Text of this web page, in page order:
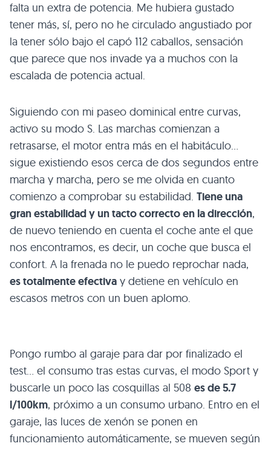
falta un extra de potencia. Me hubiera gustado
tener más, sí, pero no he circulado angustiado por
la tener sólo bajo el capó 112 caballos, sensación
que parece que nos invade ya a muchos con la
escalada de potencia actual.
Siguiendo con mi paseo dominical entre curvas,
activo su modo S. Las marchas comienzan a
retrasarse, el motor entra más en el habitáculo…
sigue existiendo esos cerca de dos segundos entre
marcha y marcha, pero se me olvida en cuanto
comienzo a comprobar su estabilidad. Tiene una
gran estabilidad y un tacto correcto en la dirección,
de nuevo teniendo en cuenta el coche ante el que
nos encontramos, es decir, un coche que busca el
confort. A la frenada no le puedo reprochar nada,
es totalmente efectiva y detiene en vehículo en
escasos metros con un buen aplomo.
Pongo rumbo al garaje para dar por finalizado el
test… el consumo tras estas curvas, el modo Sport y
buscarle un poco las cosquillas al 508 es de 5.7
l/100km, próximo a un consumo urbano. Entro en el
garaje, las luces de xenón se ponen en
funcionamiento automáticamente, se mueven según